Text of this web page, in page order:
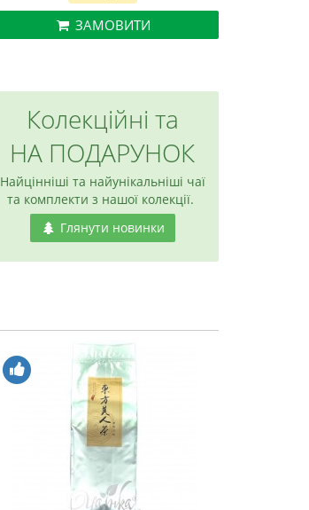
ЗАМОВИТИ
Колекційні та
НА ПОДАРУНОК
Найцінніші та найунікальніші чаї
та комплекти з нашої колекції.
Глянути новинки